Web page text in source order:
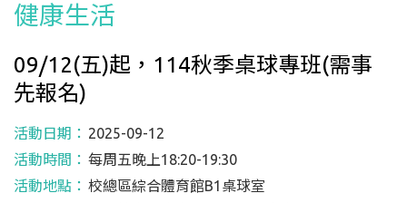
健康生活
09/12(五)起，114秋季桌球專班(需事
先報名)
活動日期： 2025-09-12
活動時間： 每周五晚上18:20-19:30
活動地點： 校總區綜合體育館B1桌球室